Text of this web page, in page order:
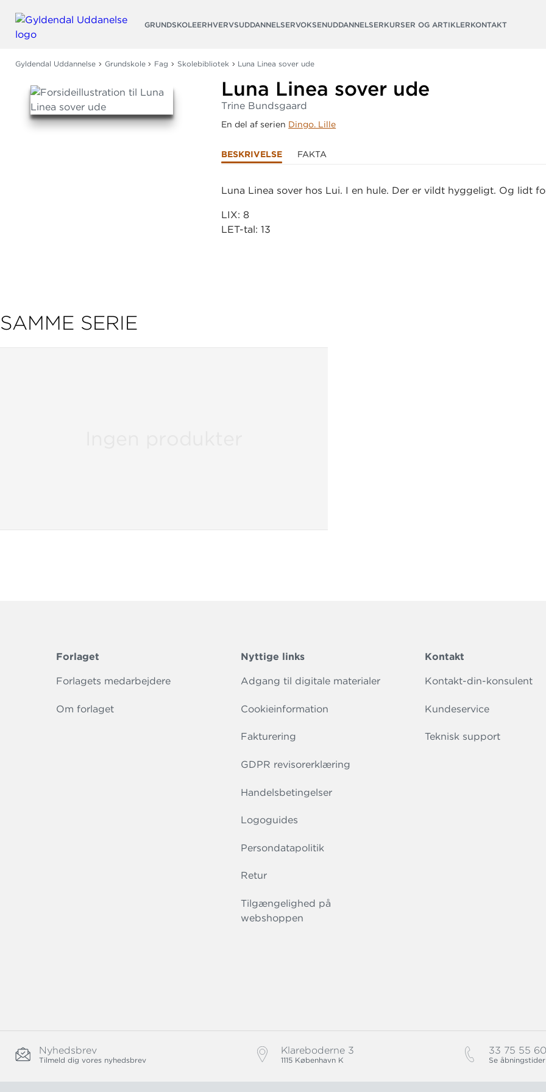
GRUNDSKOLEERHVERVSUDDANNELSERVOKSENUDDANNELSERKURSER OG ARTIKLERKONTAKT
Gyldendal Uddannelse Grundskole Fag Skolebibliotek Luna Linea sover ude
Luna Linea sover ude
Trine Bundsgaard
En del af serien Dingo. Lille
BESKRIVELSE FAKTA
Luna Linea sover hos Lui. I en hule. Der er vildt hyggeligt. Og lidt
LIX: 8
LET-tal: 13
SAMME SERIE
Forlaget
Forlagets medarbejdere
Om forlaget
Nyttige links
Adgang til digitale materialer
Cookieinformation
Fakturering
GDPR revisorerklæring
Handelsbetingelser
Logoguides
Persondatapolitik
Retur
Tilgængelighed på
webshoppen
Kontakt
Kontakt-din-konsulent
Kundeservice
Teknisk support
Nyhedsbrev
Tilmeld dig vores nyhedsbrev
Klareboderne 3
1115 København K
33 75 55 60
Se